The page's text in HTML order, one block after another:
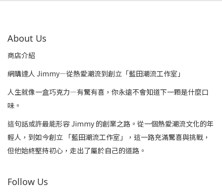
About Us
商店介紹
網購達人 Jimmy—從熱愛潮流到創立「藍田潮流工作室」
人生就像一盒巧克力—有驚有喜，你永遠不會知道下一顆是什麼口
味。
這句話或許最能形容 Jimmy 的創業之路。從一個熱愛潮流文化的年
輕人，到如今創立 「藍田潮流工作室」，這一路充滿驚喜與挑戰，
但他始終堅持初心，走出了屬於自己的道路。
Follow Us